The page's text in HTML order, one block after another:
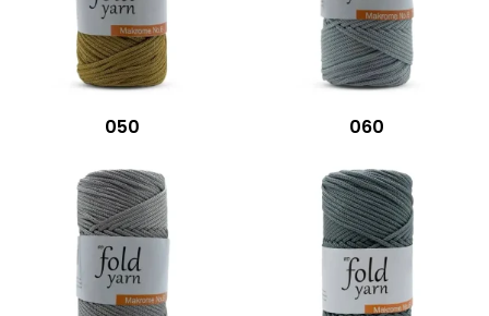
050 060